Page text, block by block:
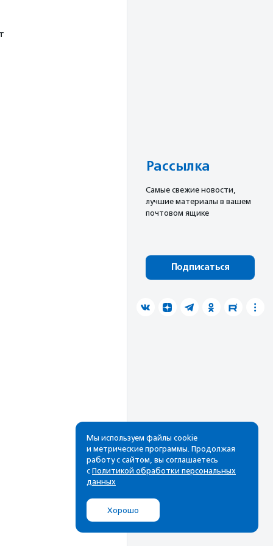
Рассылка
Cамые свежие новости,
лучшие материалы в вашем
почтовом ящике
Подписаться
Мы используем файлы cookie
и метрические программы. Продолжая
работу с сайтом, вы соглашаетесь
с Политикой обработки персональных
данных
Хорошо